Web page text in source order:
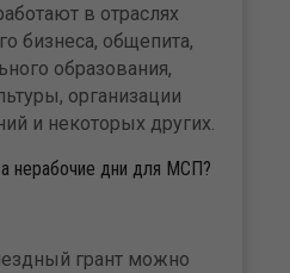
в отраслях
бизнеса, общепита,
образования,
организации
и некоторых других.
нерабочие дни для МСП?
грант можно